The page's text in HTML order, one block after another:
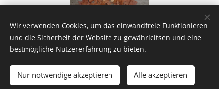
Wir verwenden Cookies, um das einwandfreie Funktionieren
und die Sicherheit der Website zu gewährleitsen und eine
bestmögliche Nutzererfahrung zu bieten.
Nur notwendige akzeptieren Alle akzeptieren